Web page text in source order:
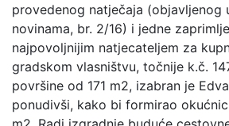
provedenog natječaja (objavljenog
novinama, br. 2/16) i jedne
najpovoljnijim natjecateljem za
gradskom vlasništvu, točnije k.č.
površine od 171 m2, izabran je
ponudivši, kako bi formirao